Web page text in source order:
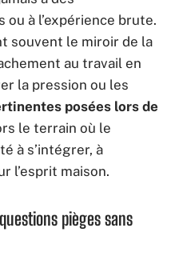
à l’expérience brute.
souvent le miroir de la
au travail en
la pression ou les
posées lors de
le terrain où le
à s’intégrer, à
l’esprit maison.
pièges sans